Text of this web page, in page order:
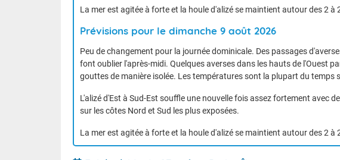
TENDANCE MÉTÉO
La mer est agitée à forte et la houle d'alizé se maintient autour des 2 à
Prévisions pour le dimanche 9 août 2026
Peu de changement pour la journée dominicale. Des passages
font oublier l'après-midi. Quelques averses dans les hauts de l'Ouest
gouttes de manière isolée. Les températures sont la plupart du temps
L'alizé d'Est à Sud-Est souffle une nouvelle fois assez fortement avec
sur les côtes Nord et Sud les plus exposées.
La mer est agitée à forte et la houle d'alizé se maintient autour des 2 à